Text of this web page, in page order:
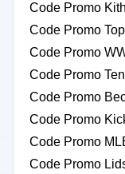
Code Promo Kith
Code Promo
Code Promo
Code Promo
Code Promo
Code Promo
Code Promo
Code Promo